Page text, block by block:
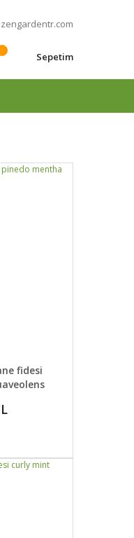
Sepetim
SEPETE EKLE
fidesi